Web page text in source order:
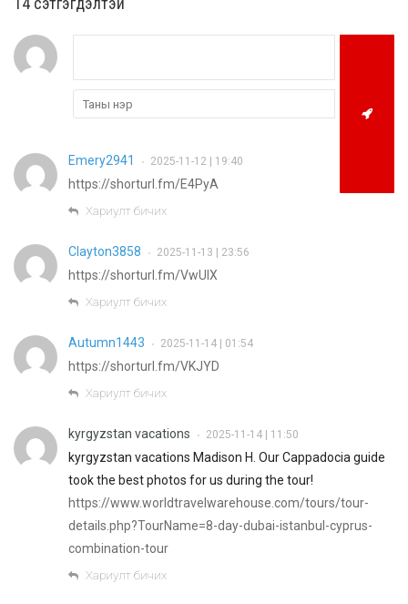
Emery2941 • 2025-11-12 | 19:40
https://shorturl.fm/E4PyA
Хариулт бичих
Clayton3858 • 2025-11-13 | 23:56
https://shorturl.fm/VwUlX
Хариулт бичих
Autumn1443 • 2025-11-14 | 01:54
https://shorturl.fm/VKJYD
Хариулт бичих
kyrgyzstan vacations • 2025-11-14 | 11:50
kyrgyzstan vacations Madison H. Our Cappadocia guide
took the best photos for us during the tour!
https://www.worldtravelwarehouse.com/tours/tour-
details.php?TourName=8-day-dubai-istanbul-cyprus-
combination-tour
Хариулт бичих